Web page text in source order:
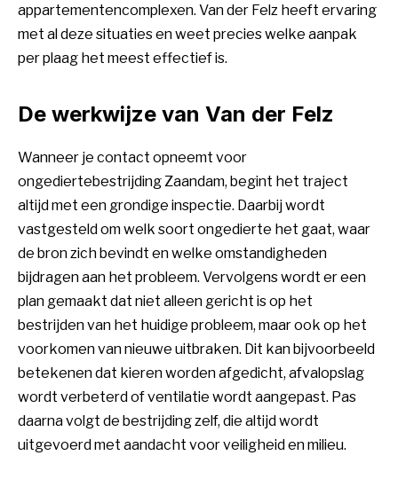
appartementencomplexen. Van der Felz heeft ervaring
met al deze situaties en weet precies welke aanpak
per plaag het meest effectief is.
De werkwijze van Van der Felz
Wanneer je contact opneemt voor
ongediertebestrijding Zaandam, begint het traject
altijd met een grondige inspectie. Daarbij wordt
vastgesteld om welk soort ongedierte het gaat, waar
de bron zich bevindt en welke omstandigheden
bijdragen aan het probleem. Vervolgens wordt er een
plan gemaakt dat niet alleen gericht is op het
bestrijden van het huidige probleem, maar ook op het
voorkomen van nieuwe uitbraken. Dit kan bijvoorbeeld
betekenen dat kieren worden afgedicht, afvalopslag
wordt verbeterd of ventilatie wordt aangepast. Pas
daarna volgt de bestrijding zelf, die altijd wordt
uitgevoerd met aandacht voor veiligheid en milieu.